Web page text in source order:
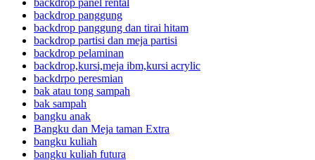
backdrop panggung
backdrop panggung dan tirai hitam
backdrop partisi dan meja partisi
backdrop pelaminan
backdrop,kursi,meja ibm,kursi acrylic
backdrpo peresmian
bak atau tong sampah
bak sampah
bangku anak
Bangku dan Meja taman Extra
bangku kuliah
bangku kuliah futura